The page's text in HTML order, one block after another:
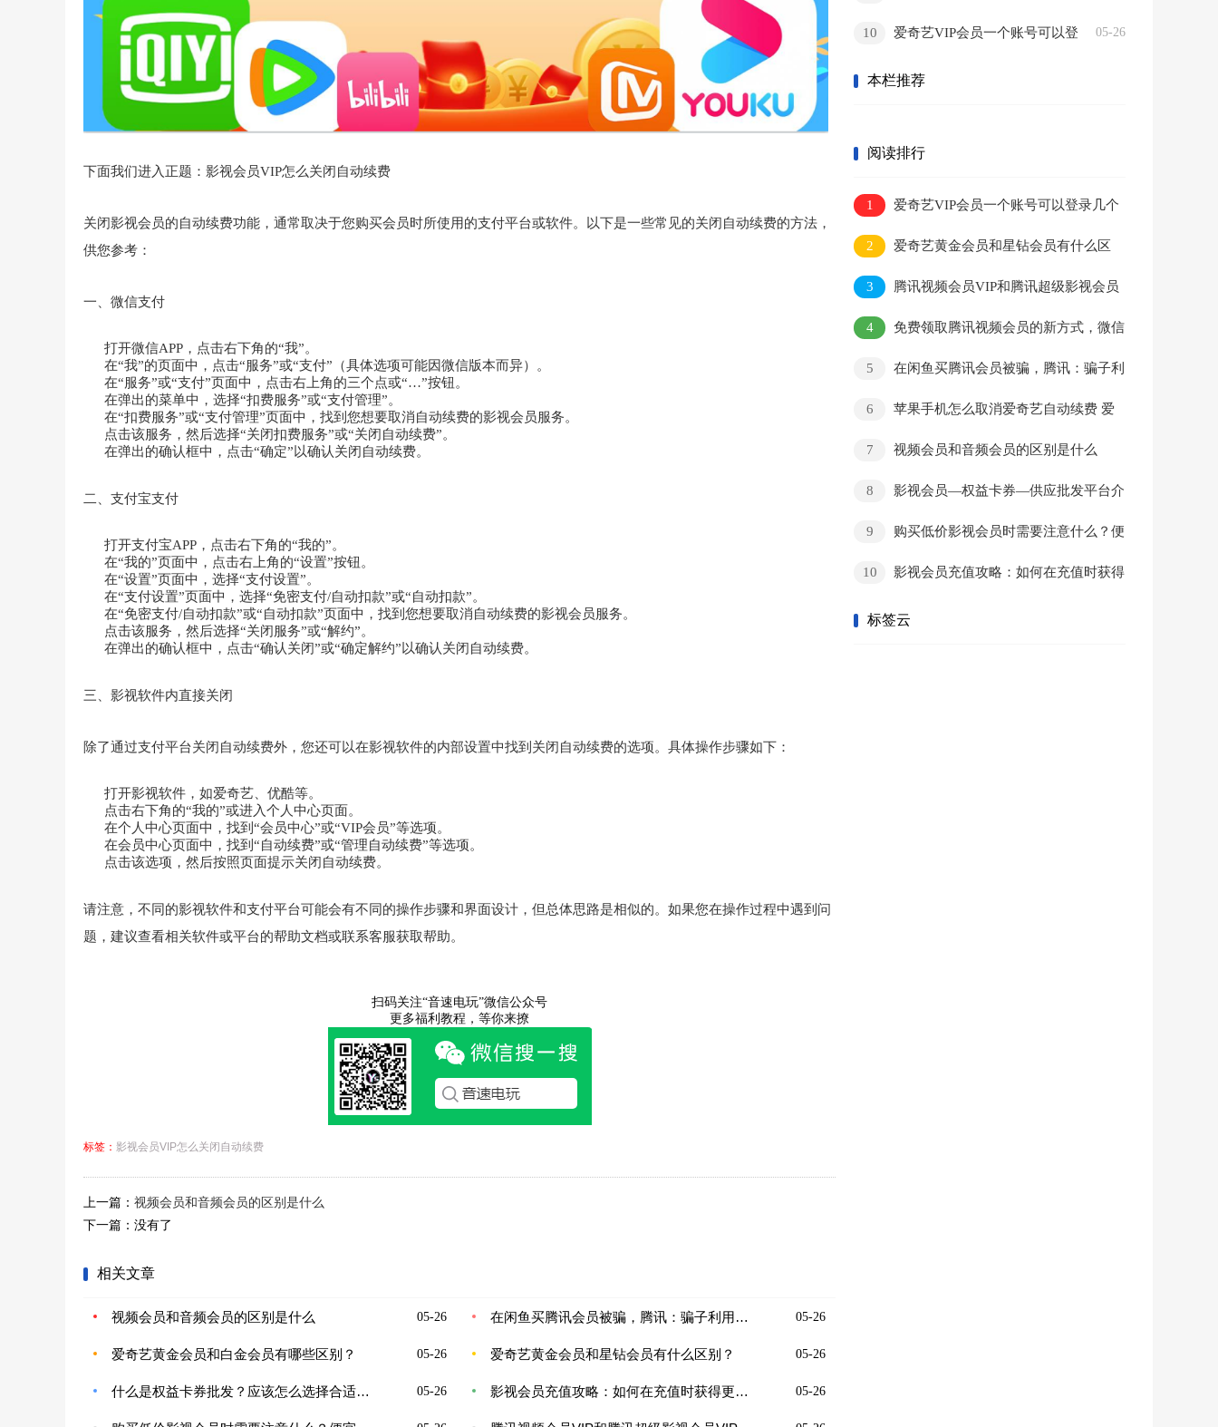
下面我们进入正题：影视会员VIP怎么关闭自动续费
关闭影视会员的自动续费功能，通常取决于您购买会员时所使用的支付平台或软件。以下是一些常见的关闭自动续费的方法，
供您参考：
一、微信支付
打开微信APP，点击右下角的“我”。
在“我”的页面中，点击“服务”或“支付”（具体选项可能因微信版本而异）。
在“服务”或“支付”页面中，点击右上角的三个点或“…”按钮。
在弹出的菜单中，选择“扣费服务”或“支付管理”。
在“扣费服务”或“支付管理”页面中，找到您想要取消自动续费的影视会员服务。
点击该服务，然后选择“关闭扣费服务”或“关闭自动续费”。
在弹出的确认框中，点击“确定”以确认关闭自动续费。
二、支付宝支付
打开支付宝APP，点击右下角的“我的”。
在“我的”页面中，点击右上角的“设置”按钮。
在“设置”页面中，选择“支付设置”。
在“支付设置”页面中，选择“免密支付/自动扣款”或“自动扣款”。
在“免密支付/自动扣款”或“自动扣款”页面中，找到您想要取消自动续费的影视会员服务。
点击该服务，然后选择“关闭服务”或“解约”。
在弹出的确认框中，点击“确认关闭”或“确定解约”以确认关闭自动续费。
三、影视软件内直接关闭
除了通过支付平台关闭自动续费外，您还可以在影视软件的内部设置中找到关闭自动续费的选项。具体操作步骤如下：
打开影视软件，如爱奇艺、优酷等。
点击右下角的“我的”或进入个人中心页面。
在个人中心页面中，找到“会员中心”或“VIP会员”等选项。
在会员中心页面中，找到“自动续费”或“管理自动续费”等选项。
点击该选项，然后按照页面提示关闭自动续费。
请注意，不同的影视软件和支付平台可能会有不同的操作步骤和界面设计，但总体思路是相似的。如果您在操作过程中遇到问
题，建议查看相关软件或平台的帮助文档或联系客服获取帮助。
扫码关注“音速电玩”微信公众号
更多福利教程，等你来撩
标签： 影视会员VIP怎么关闭自动续费
上一篇： 视频会员和音频会员的区别是什么
下一篇：没有了
相关文章
05-26
视频会员和音频会员的区别是什么 05-26
在闲鱼买腾讯会员被骗，腾讯：骗子利用苹果漏洞
05-26
爱奇艺黄金会员和白金会员有哪些区别？ 05-26
爱奇艺黄金会员和星钻会员有什么区别？
05-26
什么是权益卡券批发？应该怎么选择合适的批发渠道？ 05-26
影视会员充值攻略：如何在充值时获得更多的福利和优惠活动？
05-26
10
爱奇艺VIP会员一个账号可以登
时观看吗？
本栏推荐
阅读排行
1
爱奇艺VIP会员一个账号可以登录几个
手机和电脑？两个设备可以同时观看吗？
2
爱奇艺黄金会员和星钻会员有什么区
别？
3
腾讯视频会员VIP和腾讯超级影视会员
VIP有什么区别？两者有什么不同的功能？
4
免费领取腾讯视频会员的新方式，微信
5
在闲鱼买腾讯会员被骗，腾讯：骗子利
6
苹果手机怎么取消爱奇艺自动续费 爱
7
视频会员和音频会员的区别是什么
8
影视会员—权益卡券—供应批发平台介
9
购买低价影视会员时需要注意什么？便
10
影视会员充值攻略：如何在充值时获得
标签云